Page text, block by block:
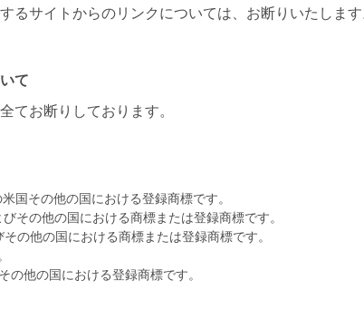
るサイトからのリンクについては、お断りいたします
て
てお断りしております。
国その他の国における登録商標です。
その他の国における商標または登録商標です。
の他の国における商標または登録商標です。
他の国における登録商標です。